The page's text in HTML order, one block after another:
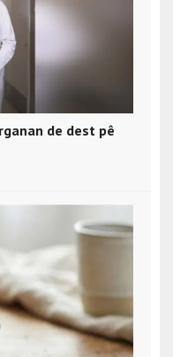
de dest pê